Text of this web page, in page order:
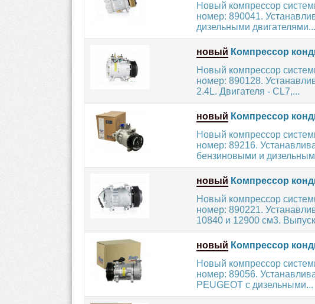
Новый компрессор
номер: 890041.
дизельными двигателями...
новый Компрессор
Новый компрессор
номер: 890128.
2.4L. Двигателя - CL7,...
новый Компрессор
Новый компрессор
номер: 89216.
бензиновыми и
новый Компрессор
Новый компрессор
номер: 890221.
10840 и 12900 см3.
новый Компрессор
Новый компрессор
номер: 89056.
PEUGEOT с дизельными...